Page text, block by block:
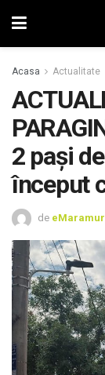
Acasa Actualitate
2 pași
început
de